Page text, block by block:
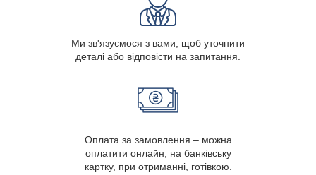
Ми зв'язуємося з вами, щоб уточнити
деталі або відповісти на запитання.
Оплата за замовлення – можна
оплатити онлайн, на банківську
картку, при отриманні, готівкою.